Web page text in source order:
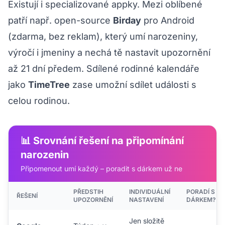
Existují i specializované appky. Mezi oblíbené
patří např. open-source Birday pro Android
(zdarma, bez reklam), který umí narozeniny,
výročí i jmeniny a nechá tě nastavit upozornění
až 21 dní předem. Sdílené rodinné kalendáře
jako TimeTree zase umožní sdílet události s
celou rodinou.
📊 Srovnání řešení na připomínání
narozenin
Připomenout umí každý – poradit s dárkem už ne
ŘEŠENÍ
PŘEDSTIH
UPOZORNĚNÍ
INDIVIDUÁLNÍ
NASTAVENÍ
PORADÍ S
DÁRKEM?
Jen složitě